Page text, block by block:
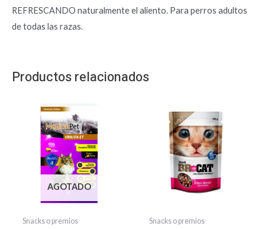
REFRESCANDO naturalmente el aliento. Para perros adultos
de todas las razas.
Productos relacionados
AGOTADO
Snacks o premios
precios:
desde
$ 10.000
hasta
$ 20.000
Snacks o premios